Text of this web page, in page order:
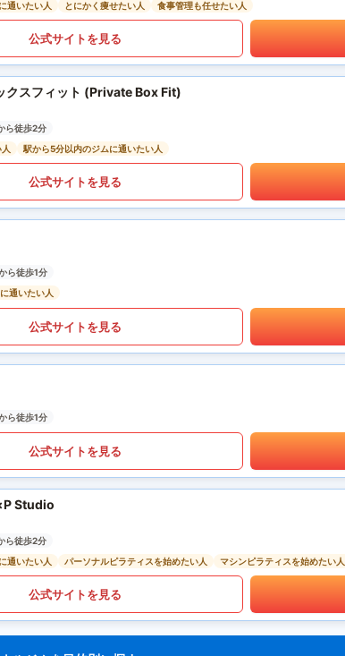
通いたい人
とにかく痩せたい人 食事管理も任せたい人
公式サイトを見る
クスフィット (Private Box Fit)
ら徒歩2分
駅から5分以内のジムに通いたい人
公式サイトを見る
ら徒歩1分
通いたい人
公式サイトを見る
ら徒歩1分
公式サイトを見る
Studio
ら徒歩2分
通いたい人
パーソナルピラティスを始めたい人 マシンピラティスを始めたい人
公式サイトを見る